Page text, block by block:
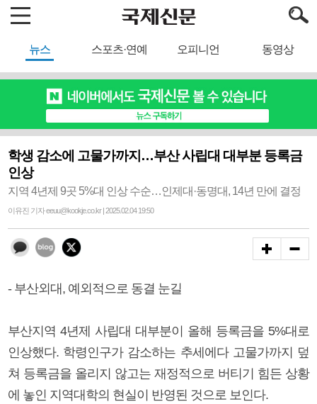
뉴스 스포츠·연예 오피니언 동영상
학생 감소에 고물가까지…부산 사립대 대부분 등록금
인상
지역 4년제 9곳 5%대 인상 수순…인제대·동명대, 14년 만에 결정
이유진 기자 eeuu@kookje.co.kr | 2025.02.04 19:50
- 부산외대, 예외적으로 동결 눈길
부산지역 4년제 사립대 대부분이 올해 등록금을 5%대로
인상했다. 학령인구가 감소하는 추세에다 고물가까지 덮
쳐 등록금을 올리지 않고는 재정적으로 버티기 힘든 상황
에 놓인 지역대학의 현실이 반영된 것으로 보인다.